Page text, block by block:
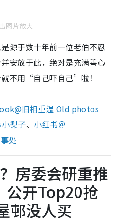
图片放大
源于数十年前一位老伯不忍
安放于此，绝对是充满善心
不用“自己吓自己”啦！
旧相重温 Old photos
梨子、 小红书＠
处
房委会研重推
开Top20抢
邨没人买